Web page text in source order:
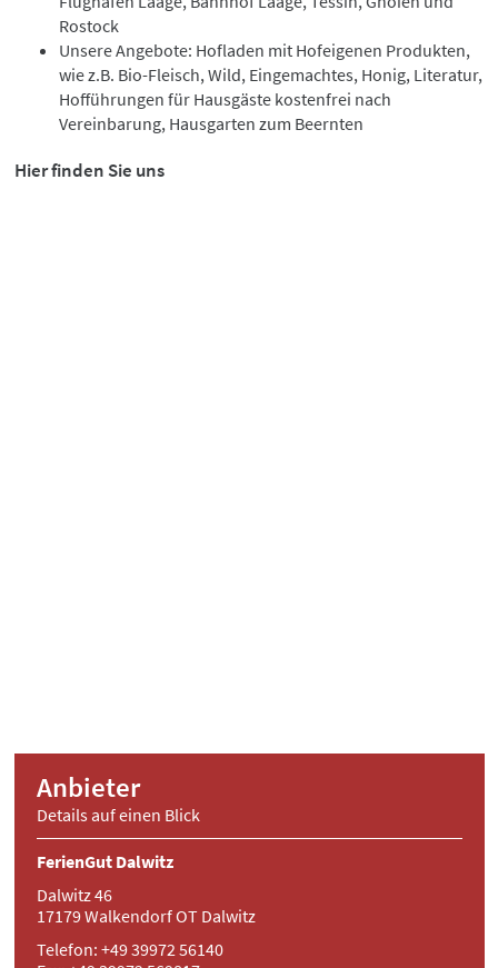
Rostock
Unsere Angebote: Hofladen mit Hofeigenen Produkten,
wie z.B. Bio-Fleisch, Wild, Eingemachtes, Honig, Literatur,
Hofführungen für Hausgäste kostenfrei nach
Vereinbarung, Hausgarten zum Beernten
Hier finden Sie uns
Anbieter
Details auf einen Blick
FerienGut Dalwitz
Dalwitz 46
17179 Walkendorf OT Dalwitz
Telefon: +49 39972 56140